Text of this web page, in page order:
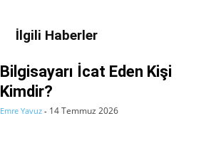
İlgili Haberler
Bilgisayarı İcat Eden Kişi
Kimdir?
Emre Yavuz - 14 Temmuz 2026